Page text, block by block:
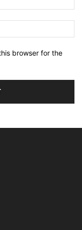
browser for the